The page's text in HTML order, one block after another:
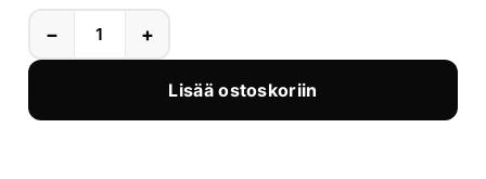
− +
Lisää ostoskoriin